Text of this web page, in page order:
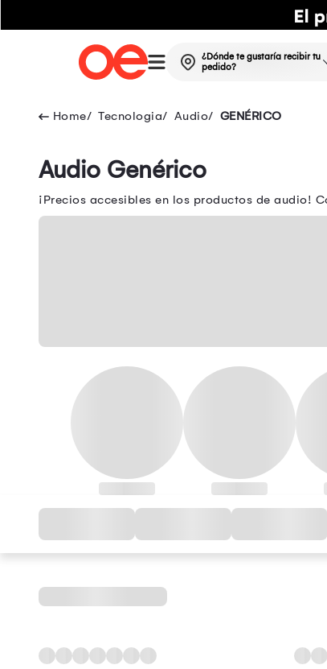
¿Dónde te gustaría recibir tu
pedido?
Tecnologia Audio GENÉRICO
Audio Genérico
¡Precios accesibles en los productos de audio!